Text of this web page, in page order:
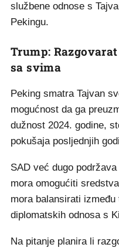
službene odnose s
Pekingu.
Trump:
sa svima
Peking smatra Tajvan
mogućnost da ga
dužnost 2024. godine,
pokušaja posljednjih
SAD već dugo
mora omogućiti
mora balansirati
diplomatskih odnosa s
Na pitanje planira li